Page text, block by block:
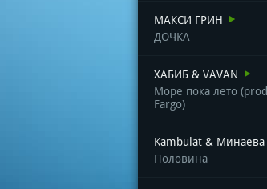
МАКСИ ГРИН
ДОЧКА
ХАБИБ & VAVAN
Море пока лето (prod
Fargo)
Kambulat & Минаева
Половина